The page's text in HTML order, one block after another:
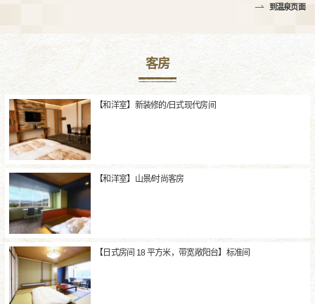
到温泉页面
客房
【和洋室】新装修的/日式现代房间
【和洋室】山景/时尚客房
【日式房间 18 平方米，带宽敞阳台】标准间